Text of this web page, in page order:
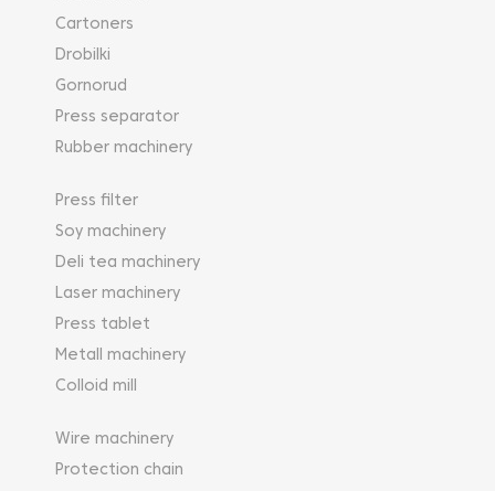
Cartoners
Drobilki
Gornorud
Press separator
Rubber machinery
Press filter
Soy machinery
Deli tea machinery
Laser machinery
Press tablet
Metall machinery
Colloid mill
Wire machinery
Protection chain